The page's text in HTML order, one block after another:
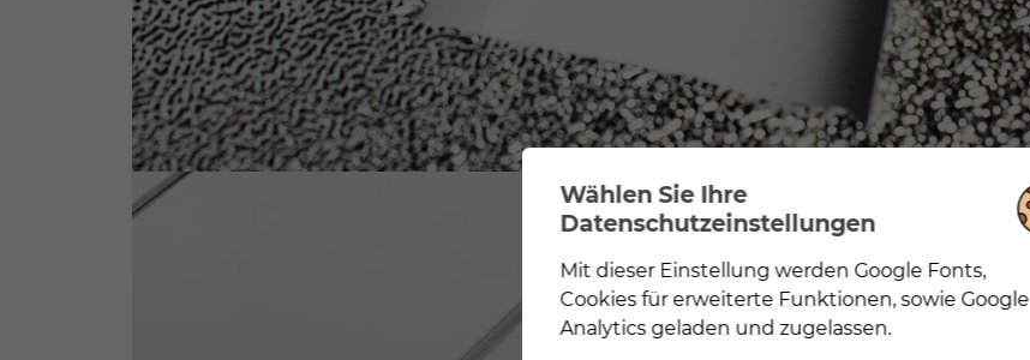
Wählen Sie Ihre
Datenschutzeinstellungen
Notwendig Mit dieser Einstellung wird zur korrekten
Darstellung der Website Google Fonts geladen.
Mit dieser Einstellung werden Google Fonts,
Cookies für erweiterte Funktionen, sowie Google
Analytics geladen und zugelassen.